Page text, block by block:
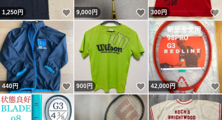
1,250円 いいね！
9,000円 いいね！
300円
440円 いいね！
900円 いいね！
42,000円